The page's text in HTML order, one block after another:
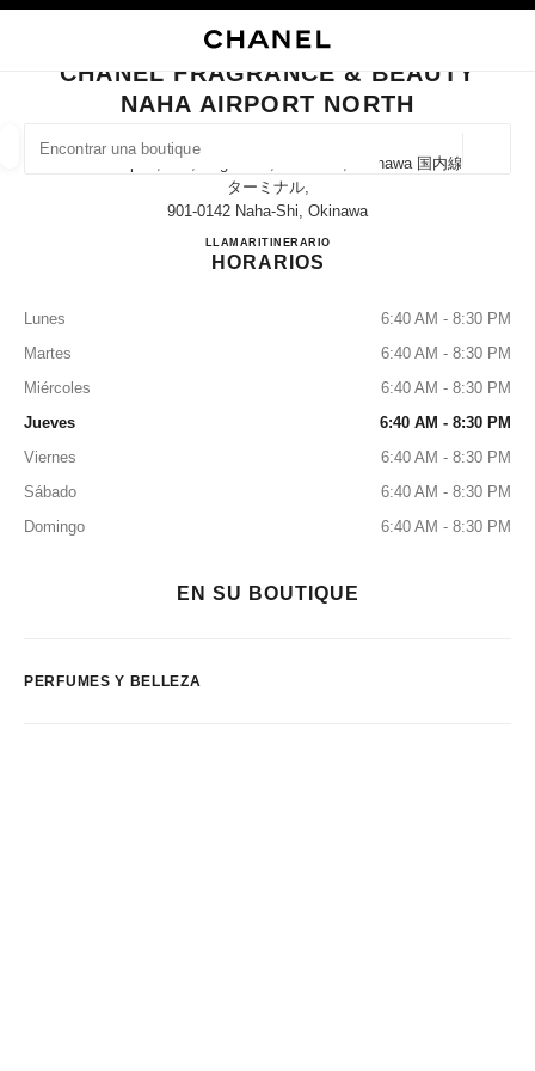
BUSCAR UNA BOUTIQUE
las sugerencias se muestran debajo de esta barra de búsqueda
0 Sugerencias disponibles
CERRAR TARJETA DE BOUTIQUE CHANEL FRAGRANCE & BEAUTY NAHA
CHANEL FRAGRANCE & BEAUTY
NAHA AIRPORT NORTH
Naha Airport, 150, Kagamizu, Naha-Shi, Okinawa 国内線
ターミナル,
901-0142 Naha-Shi, Okinawa
LLAMAR0120-782-460
ITINERARIOCHANEL FRAGRANCE &
HORARIOS
Lunes
6:40 AM - 8:30 PM
Martes
6:40 AM - 8:30 PM
Miércoles
6:40 AM - 8:30 PM
Jueves
6:40 AM - 8:30 PM
Viernes
6:40 AM - 8:30 PM
Sábado
6:40 AM - 8:30 PM
Domingo
6:40 AM - 8:30 PM
EN SU BOUTIQUE
PERFUMES Y BELLEZA
resultado de los filtros por: RELOJERÍA Y JOYERÍA